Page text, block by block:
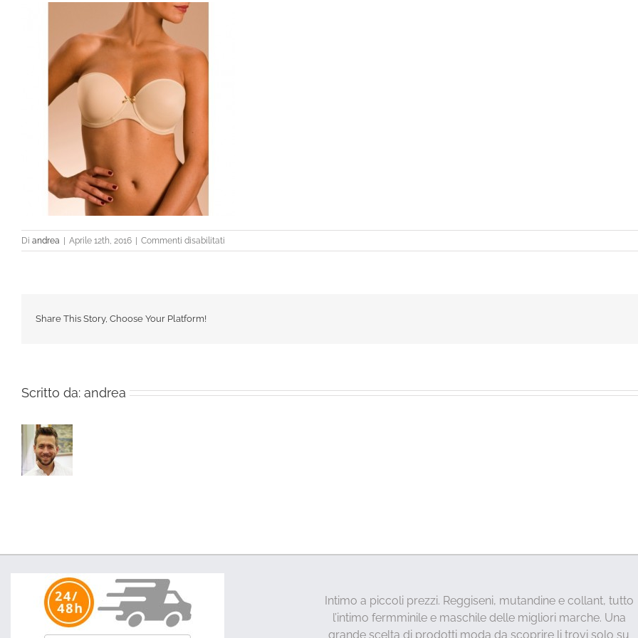
Di andrea | Aprile 12th, 2016 | Commenti disabilitati
3265_n
Share This Story, Choose Your Platform!
Scritto da: andrea
Intimo a piccoli prezzi. Reggiseni, mutandine e collant, tutto
l’intimo fermminile e maschile delle migliori marche. Una
grande scelta di prodotti moda da scoprire li trovi solo su